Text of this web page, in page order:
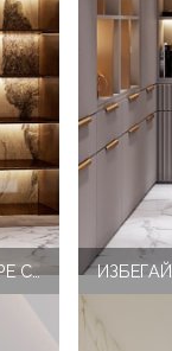
ДЕКОРИРОВАНИЕ СТЕН В ИНТЕРЬЕРЕ СТОЛОВОЙ